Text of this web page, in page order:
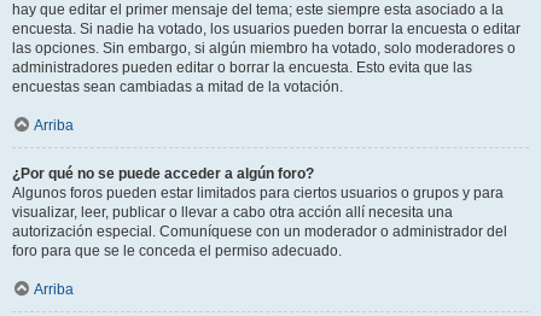
hay que editar el primer mensaje del tema; este siempre esta asociado a la
encuesta. Si nadie ha votado, los usuarios pueden borrar la encuesta o editar
las opciones. Sin embargo, si algún miembro ha votado, solo moderadores o
administradores pueden editar o borrar la encuesta. Esto evita que las
encuestas sean cambiadas a mitad de la votación.
Arriba
¿Por qué no se puede acceder a algún foro?
Algunos foros pueden estar limitados para ciertos usuarios o grupos y para
visualizar, leer, publicar o llevar a cabo otra acción allí necesita una
autorización especial. Comuníquese con un moderador o administrador del
foro para que se le conceda el permiso adecuado.
Arriba